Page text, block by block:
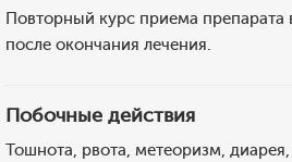
Повторный курс приема препарата
после окончания лечения.
Побочные действия
Тошнота, рвота, метеоризм, диарея,